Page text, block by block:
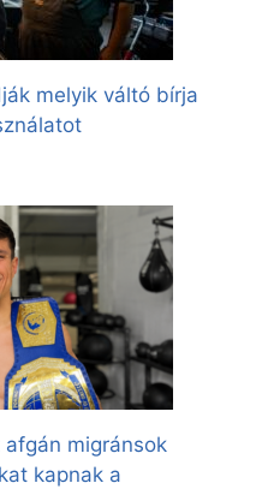
melyik váltó bírja
migránsok
kapnak a